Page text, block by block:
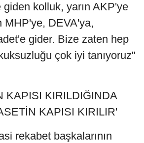
kolluk, yarın AKP'ye
MHP'ye, DEVA'ya,
gider. Bize zaten hep
çok iyi tanıyoruz"
KAPISI KIRILDIĞINDA
KAPISI KIRILIR'
rekabet başkalarının